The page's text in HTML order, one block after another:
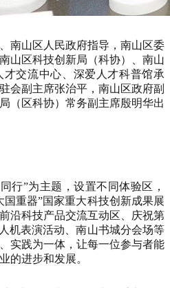
南山区人民政府指导，南山区委
山区科技创新局（科协）、南山
交流中心、深爱人才科普馆承
会副主席张治平，南山区政府副
（区科协）常务副主席殷明华出
行”为主题，设置不同体验区，
重器”国家重大科技创新成果展
沿科技产品交流互动区、庆祝第
机表演活动、南山书城分会场等
实践为一体，让每一位参与者能
的进步和发展。